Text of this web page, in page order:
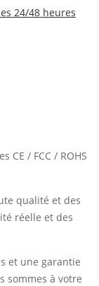
24/48 heures
CE / FCC / ROHS
qualité et des
réelle et des
et une garantie
sommes à votre